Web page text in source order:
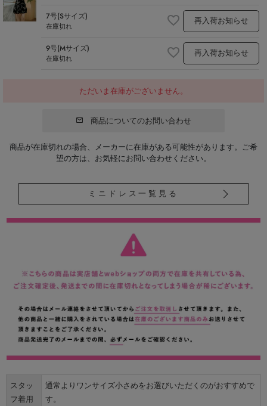
7号(Sサイズ)
在庫切れ 再入荷お知らせ
9号(Mサイズ)
在庫切れ 再入荷お知らせ
ただいま在庫がございません。
商品についてのお問い合わせ
商品が在庫切れの場合、メーカーに在庫がある可能性があります。ご希
望の方は、お気軽にお問い合わせください。
ミニドレス一覧見る
スタッ
フ着用
通常よりワンサイズ小さめをお選びいただくのがおすすめで
す。